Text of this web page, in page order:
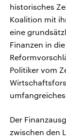
historisches
Koalition mit
eine
Finanzen in
Politiker vom
Der
zwischen den